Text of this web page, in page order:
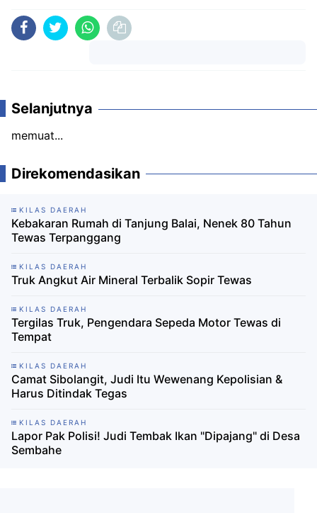
Selanjutnya
memuat...
Direkomendasikan
KILAS DAERAH
Kebakaran Rumah di Tanjung Balai, Nenek 80 Tahun
Tewas Terpanggang
KILAS DAERAH
Truk Angkut Air Mineral Terbalik Sopir Tewas
KILAS DAERAH
Tergilas Truk, Pengendara Sepeda Motor Tewas di
Tempat
KILAS DAERAH
Camat Sibolangit, Judi Itu Wewenang Kepolisian &
Harus Ditindak Tegas
KILAS DAERAH
Lapor Pak Polisi! Judi Tembak Ikan "Dipajang" di Desa
Sembahe